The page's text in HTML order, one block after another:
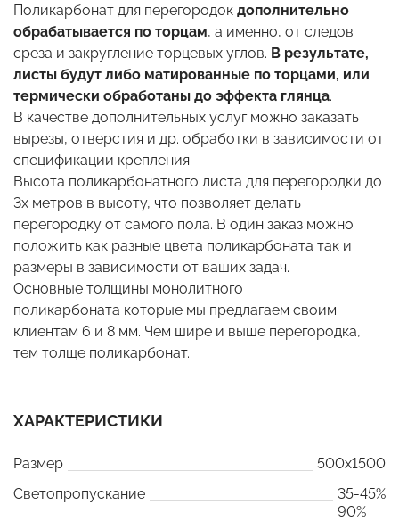
Поликарбонат для перегородок дополнительно
обрабатывается по торцам, а именно, от следов
среза и закругление торцевых углов. В результате,
листы будут либо матированные по торцами, или
термически обработаны до эффекта глянца.
В качестве дополнительных услуг можно заказать
вырезы, отверстия и др. обработки в зависимости от
спецификации крепления.
Высота поликарбонатного листа для перегородки до
3х метров в высоту, что позволяет делать
перегородку от самого пола. В один заказ можно
положить как разные цвета поликарбоната так и
размеры в зависимости от ваших задач.
Основные толщины монолитного
поликарбоната которые мы предлагаем своим
клиентам 6 и 8 мм. Чем шире и выше перегородка,
тем толще поликарбонат.
ХАРАКТЕРИСТИКИ
Размер
500x1500
Светопропускание
35-45%
90%